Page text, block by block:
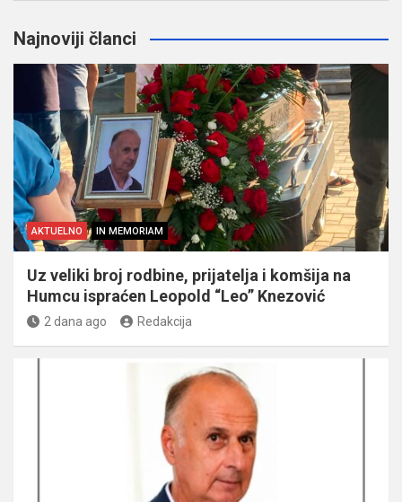
Najnoviji članci
AKTUELNO IN MEMORIAM
Uz veliki broj rodbine, prijatelja i komšija na
Humcu ispraćen Leopold “Leo” Knezović
2 dana ago Redakcija